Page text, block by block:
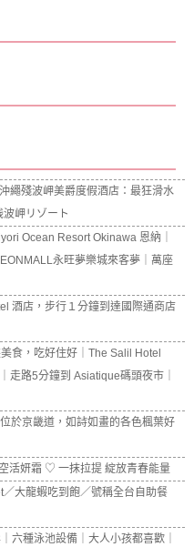
繩殘波岬美爵度假酒店：最狂滑水
岬リゾート
Ocean Resort Okinawa 恩納｜
永旺夢樂城來客夢｜萬座
酒店，步行１分鐘到達國際通商店
食，吃好住好｜The Salil Hotel
走路5分鐘到 Asiatique碼頭夜市｜
位於京畿道，如詩如畫的各色楓葉好
活妍霜 ♡ 一抹拉提 綻放青春能量
大龍蝦吃到飽／號稱全台自助餐
六種泳池設備｜大人小孩都喜歡｜